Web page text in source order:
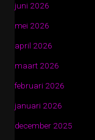
juni 2026
mei 2026
april 2026
maart 2026
februari 2026
januari 2026
december 2025